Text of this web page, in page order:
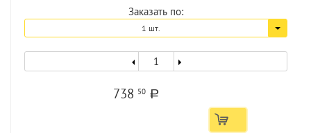
Заказать по:
1 шт.
738 50 a